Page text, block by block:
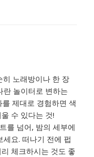
히 노래방이나 한 장
란 놀이터로 변하는
제대로 경험하면 색
수 있다는 것!
를 넘어, 밤의 세부에
요. 떠나기 전에 펍
체크하시는 것도 좋